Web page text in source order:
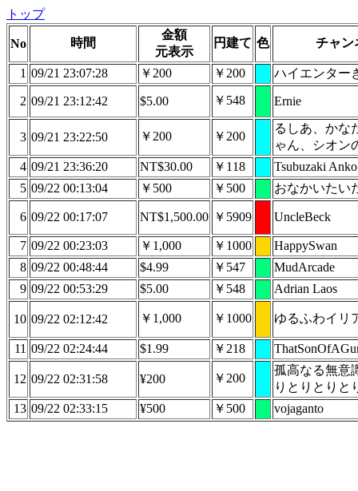
トップ
No 時間
金額
元表示
円建て 色 チャン
1 09/21 23:07:28 ￥200 ￥200 ハイエンター
2 09/21 23:12:42 $5.00 ￥548 Ernie
3 09/21 23:22:50 ￥200 ￥200
るしあ、かな
ゃん、シオン
4 09/21 23:36:20 NT$30.00 ￥118
Tsubuzaki Anko
5 09/22 00:13:04 ￥500 ￥500 おなかいたい
6 09/22 00:17:07 NT$1,500.00 ￥5909 UncleBeck
7 09/22 00:23:03 ￥1,000 ￥1000
HappySwan
8 09/22 00:48:44 $4.99 ￥547
MudArcade
9 09/22 00:53:29 $5.00 ￥548 Adrian Laos
10 09/22 02:12:42 ￥1,000 ￥1000 ゆるふわイリ
11 09/22 02:24:44 $1.99 ￥218
12 09/22 02:31:58 ¥200 ￥200
孤高なる無意
りとりとりと
13 09/22 02:33:15 ¥500 ￥500 vojaganto